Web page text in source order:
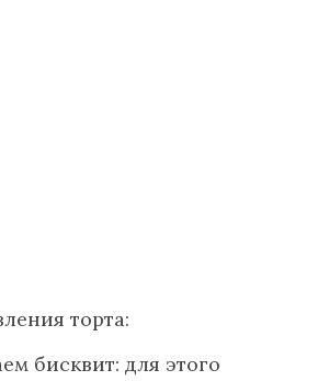
торта:
бисквит: для этого